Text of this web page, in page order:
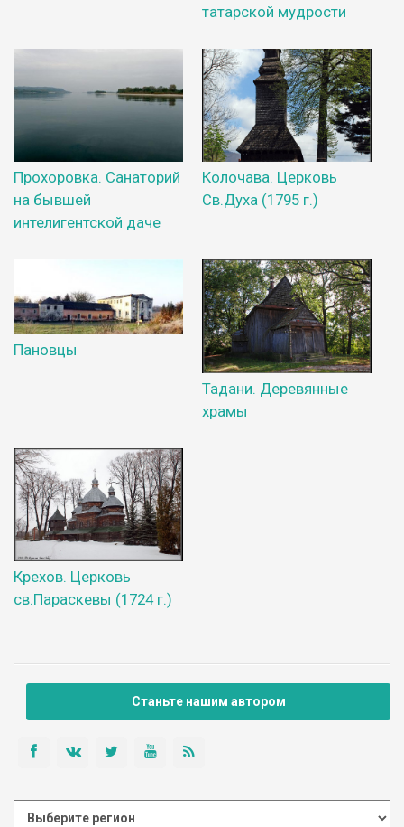
татарской мудрости
Прохоровка. Санаторий
на бывшей
интелигентской даче
Колочава. Церковь
Св.Духа (1795 г.)
Пановцы
Тадани. Деревянные
храмы
Крехов. Церковь
св.Параскевы (1724 г.)
Станьте нашим автором